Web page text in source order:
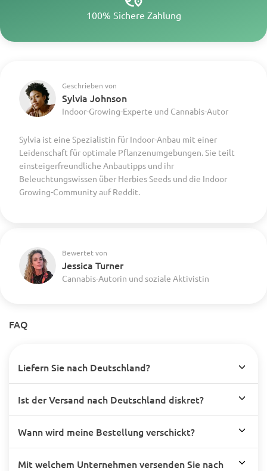
100% Sichere Zahlung
Geschrieben von
Sylvia Johnson
Indoor-Growing-Experte und Cannabis-Autor
Sylvia ist eine Spezialistin für Indoor-Anbau mit einer
Leidenschaft für optimale Pflanzenumgebungen. Sie teilt
einsteigerfreundliche Anbautipps und ihr
Beleuchtungswissen über Herbies Seeds und die Indoor
Growing-Community auf Reddit.
Bewertet von
Jessica Turner
Cannabis-Autorin und soziale Aktivistin
FAQ
Liefern Sie nach Deutschland?
Ist der Versand nach Deutschland diskret?
Wann wird meine Bestellung verschickt?
Mit welchem Unternehmen versenden Sie nach